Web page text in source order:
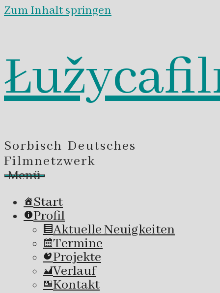
Zum Inhalt springen
Sorbisch-Deutsches
Filmnetzwerk
Menü
Start
Profil
Aktuelle Neuigkeiten
Termine
Projekte
Verlauf
Kontakt